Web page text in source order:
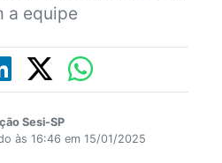
a equipe
Sesi-SP
às 16:46 em 15/01/2025